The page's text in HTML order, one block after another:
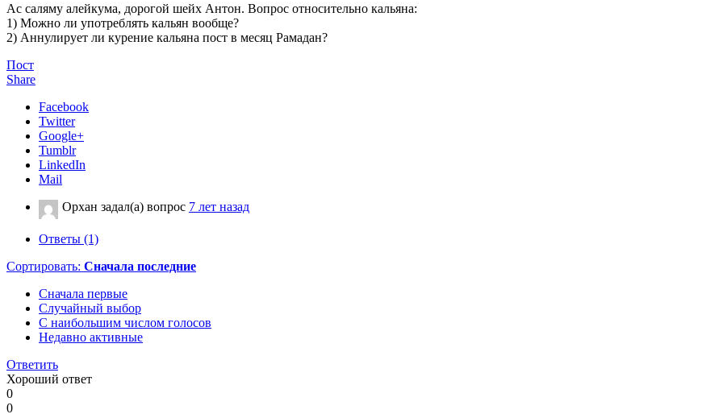
Ас саляму алейкума, дорогой шейх Антон. Вопрос относительно кальяна:
1) Можно ли употреблять кальян вообще?
2) Аннулирует ли курение кальяна пост в месяц Рамадан?
Пост
Share
Facebook
Twitter
Google+
Tumblr
LinkedIn
Mail
Орхан задал(а) вопрос 7 лет назад
Ответы (1)
Сортировать: Сначала последние
Сначала первые
Случайный выбор
С наибольшим числом голосов
Недавно активные
Ответить
Хороший ответ
0
0